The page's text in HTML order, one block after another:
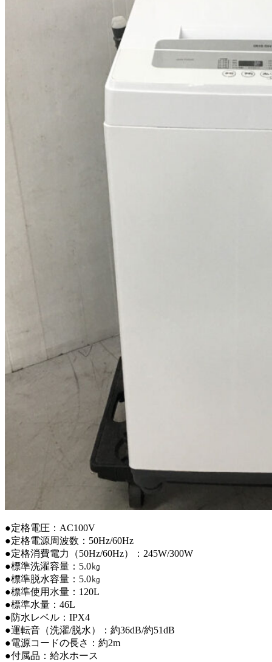
●定格電圧：AC100V
●定格電源周波数：50Hz/60Hz
●定格消費電力（50Hz/60Hz）：245W/300W
●標準洗濯容量：5.0㎏
●標準脱水容量：5.0㎏
●標準使用水量：120L
●標準水量：46L
●防水レベル：IPX4
●運転音（洗濯/脱水）：約36dB/約51dB
●電源コードの長さ：約2m
●付属品：給水ホース